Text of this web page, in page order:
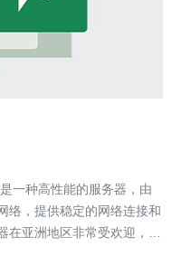
络，提供稳定的网络连接和
亚洲地区非常受欢迎，特